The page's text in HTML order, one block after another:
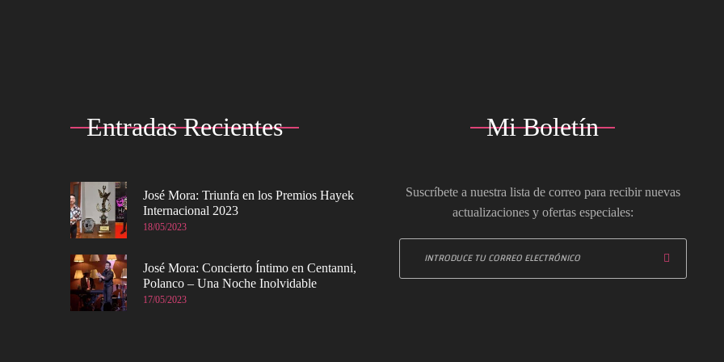
Entradas Recientes
José Mora: Triunfa en los Premios Hayek
Internacional 2023
18/05/2023
José Mora: Concierto Íntimo en Centanni,
Polanco – Una Noche Inolvidable
17/05/2023
Mi Boletín
Suscríbete a nuestra lista de correo para recibir nuevas
actualizaciones y ofertas especiales: